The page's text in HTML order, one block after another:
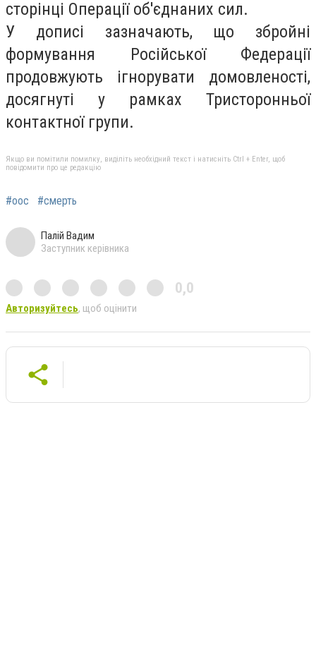
сторінці Операції об'єднаних сил.
У дописі зазначають, що збройні
формування Російської Федерації
продовжують ігнорувати домовленості,
досягнуті у рамках Тристоронньої
контактної групи.
Якщо ви помітили помилку, виділіть необхідний текст і натисніть Ctrl + Enter, щоб
повідомити про це редакцію
#оос #смерть
Палій Вадим
Заступник керівника
0,0
Авторизуйтесь, щоб оцінити